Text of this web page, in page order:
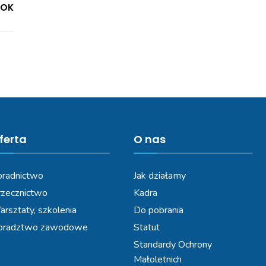
szkolenia
zawodowe
O nas
Jak działamy
Kadra
Do pobrania
Statut
Standardy Ochrony
Małoletnich